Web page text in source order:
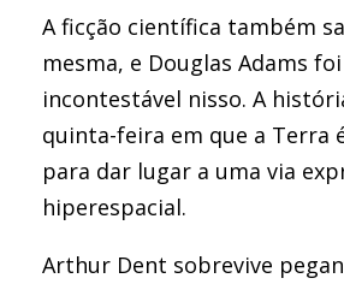
A ficção científica também
mesma, e Douglas Adams
incontestável nisso. A
quinta-feira em que a Terra
para dar lugar a uma via
hiperespacial.
Arthur Dent sobrevive